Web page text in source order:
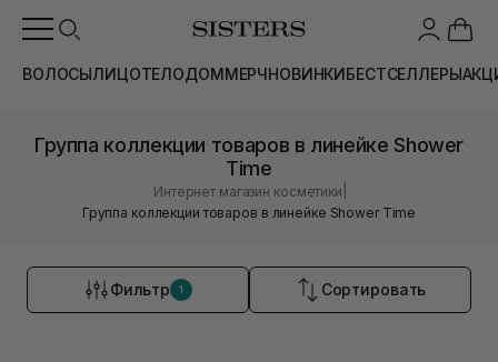
ВОЛОСЫЛИЦОТЕЛОДОММЕРЧНОВИНКИБЕСТСЕЛЛЕРЫ
Группа коллекции товаров в линейке Shower
Time
Интернет магазин косметики
Группа коллекции товаров в линейке Shower Time
Фильтр 1 Сортировать